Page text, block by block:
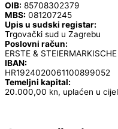
OIB: 85708302379
MBS: 081207245
Upis u sudski registar:
Trgovački sud u Zagrebu
Poslovni račun:
ERSTE &
IBAN:
HR1924020061100899052
Temeljni kapital:
20.000,00 kn, uplaćen u